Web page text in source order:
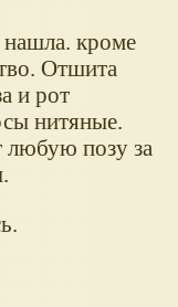
нашла. кроме
Отшита
и рот
нитяные.
любую позу за